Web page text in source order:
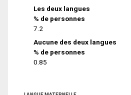
Les deux langues
% de personnes
7.2
Aucune des deux langues
% de personnes
0.85